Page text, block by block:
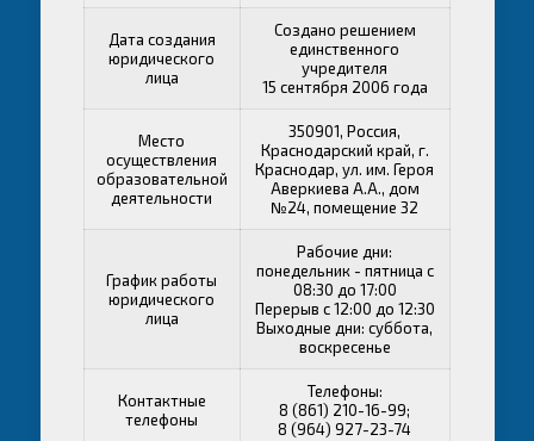
Дата создания
юридического
лица
Создано решением
единственного
учредителя
15 сентября 2006 года
Место
осуществления
образовательной
деятельности
350901, Россия,
Краснодарский край, г.
Краснодар, ул. им. Героя
Аверкиева А.А., дом
№24, помещение 32
График работы
юридического
лица
Рабочие дни:
понедельник - пятница с
08:30 до 17:00
Перерыв с 12:00 до 12:30
Выходные дни: суббота,
воскресенье
Контактные
телефоны
Телефоны:
8 (861) 210-16-99;
8 (964) 927-23-74